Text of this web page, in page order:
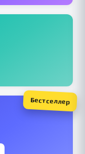
Бестселлер